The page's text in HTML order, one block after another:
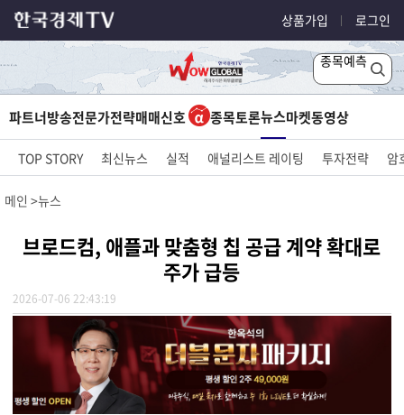
상품가입 로그인
종목예측
파트너방송전문가전략매매신호 종목토론뉴스마켓동영상
TOP STORY 최신뉴스 실적 애널리스트 레이팅 투자전략 암
메인 뉴스
브로드컴, 애플과 맞춤형 칩 공급 계약 확대로
주가 급등
2026-07-06 22:43:19